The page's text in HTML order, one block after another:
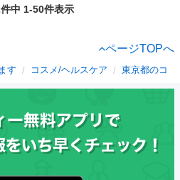
中 1-50件表示
ページTOPへ
す コスメ/ヘルスケア 東京都のコ